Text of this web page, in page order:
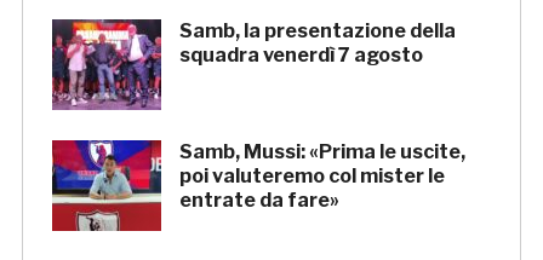
Samb, la presentazione della
squadra venerdì 7 agosto
Samb, Mussi: «Prima le uscite,
poi valuteremo col mister le
entrate da fare»